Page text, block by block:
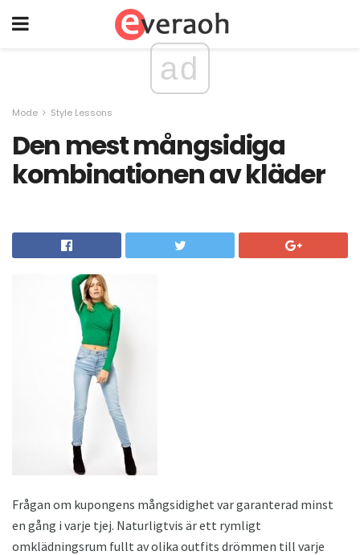
ad
Mode Style Lessons
Den mest mångsidiga
kombinationen av kläder
Frågan om kupongens mångsidighet var garanterad minst
en gång i varje tjej. Naturligtvis är ett rymligt
omklädningsrum fullt av olika outfits drömmen till varje